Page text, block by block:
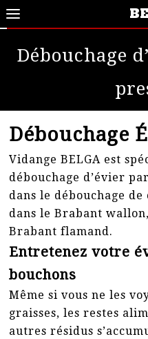
Débouchage
Débouchage
Vidange BELGA est
débouchage d’évier
dans le débouchage
dans le Brabant
Brabant flamand.
Entretenez votre
bouchons
Même si vous ne les
graisses, les restes
autres résidus